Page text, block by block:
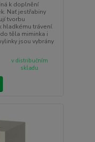
k doplnění
Nať jestřabiny
tvorbu
hladkému trávení.
těla miminka i
jsou vybrány
v distribučním
skladu